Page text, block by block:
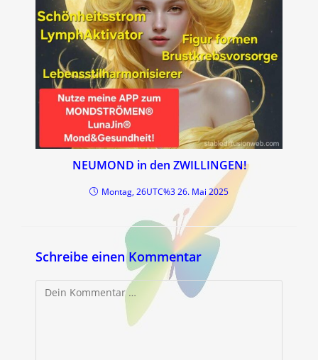
NEUMOND in den ZWILLINGEN!
Montag, 26UTC%3 26. Mai 2025
Schreibe einen Kommentar
Kommentar